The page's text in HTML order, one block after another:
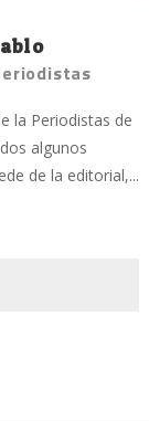
la Periodistas de
algunos
de la editorial,...